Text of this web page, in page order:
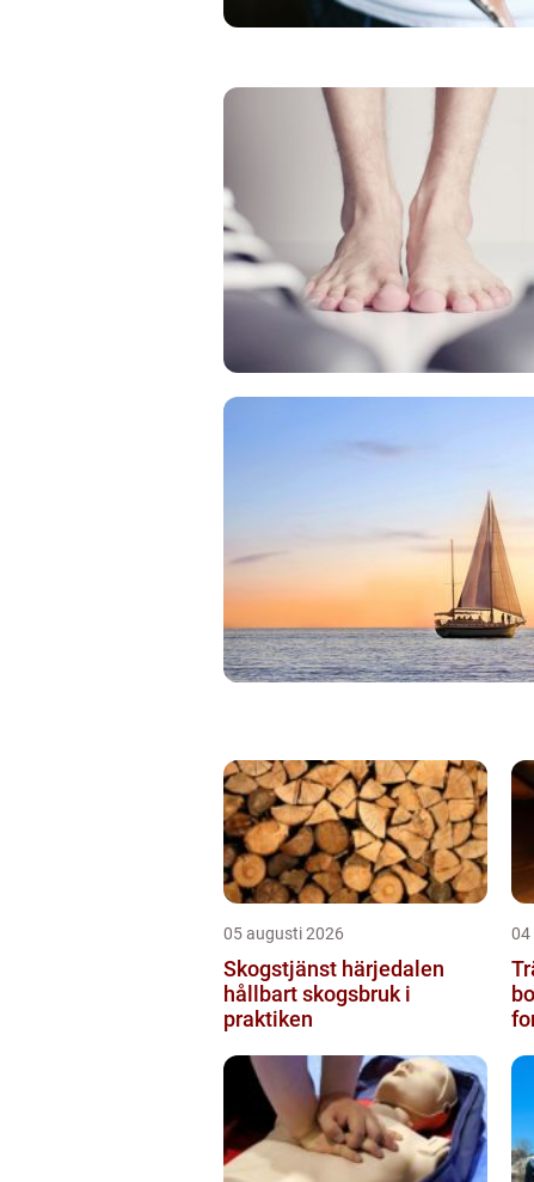
05 augusti 2026
Skogstjänst härjedalen
hållbart skogsbruk i
praktiken
04